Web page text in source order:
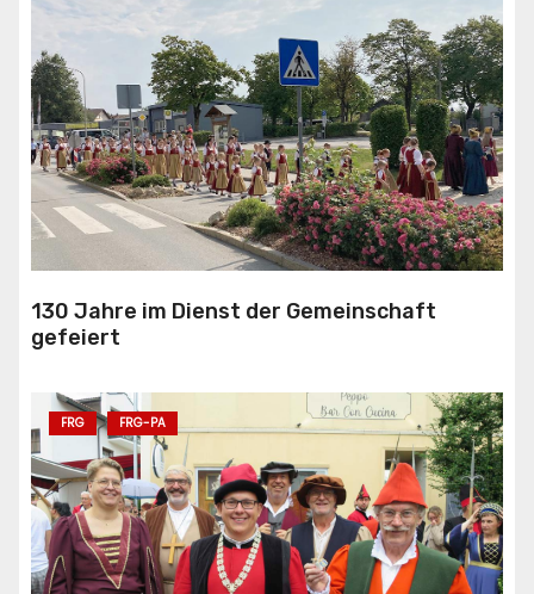
130 Jahre im Dienst der Gemeinschaft
gefeiert
FRG FRG-PA